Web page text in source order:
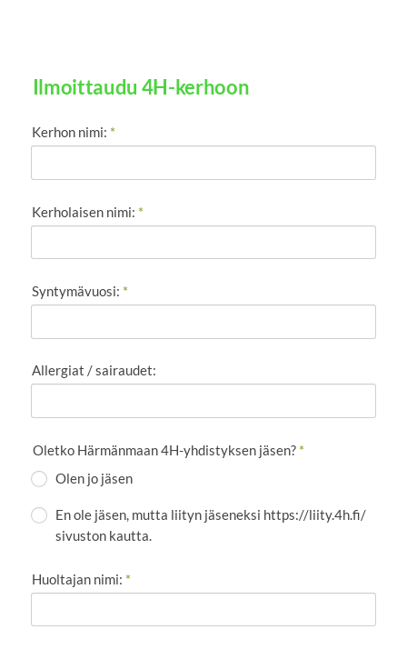
Ilmoittaudu 4H-kerhoon
Kerhon nimi: *
Kerholaisen nimi: *
Syntymävuosi: *
Allergiat / sairaudet:
Oletko Härmänmaan 4H-yhdistyksen jäsen?*
Olen jo jäsen
En ole jäsen, mutta liityn jäseneksi https://liity.4h.fi/
sivuston kautta.
Huoltajan nimi: *